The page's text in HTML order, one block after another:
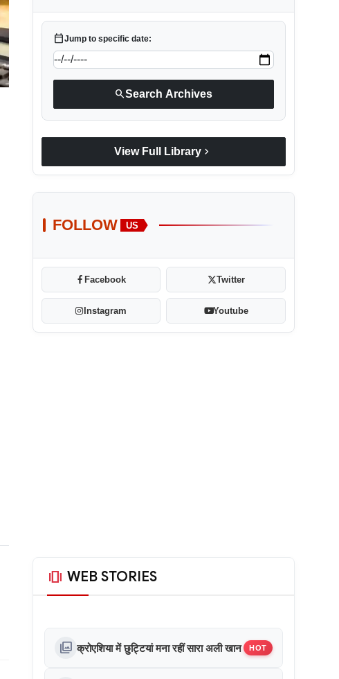
calendar_todayJump to specific date:
searchSearch Archives
View Full Library chevron_right
FOLLOW US
Facebook Twitter
Instagram Youtube
amp_stories WEB STORIES
photo_library क्रोएशिया में छुट्टियां मना रहीं सारा अली खान HOT